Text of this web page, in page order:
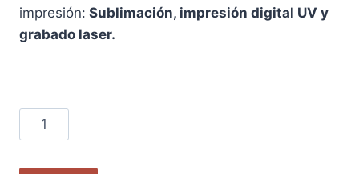
impresión: Sublimación, impresión digital UV y
grabado laser.